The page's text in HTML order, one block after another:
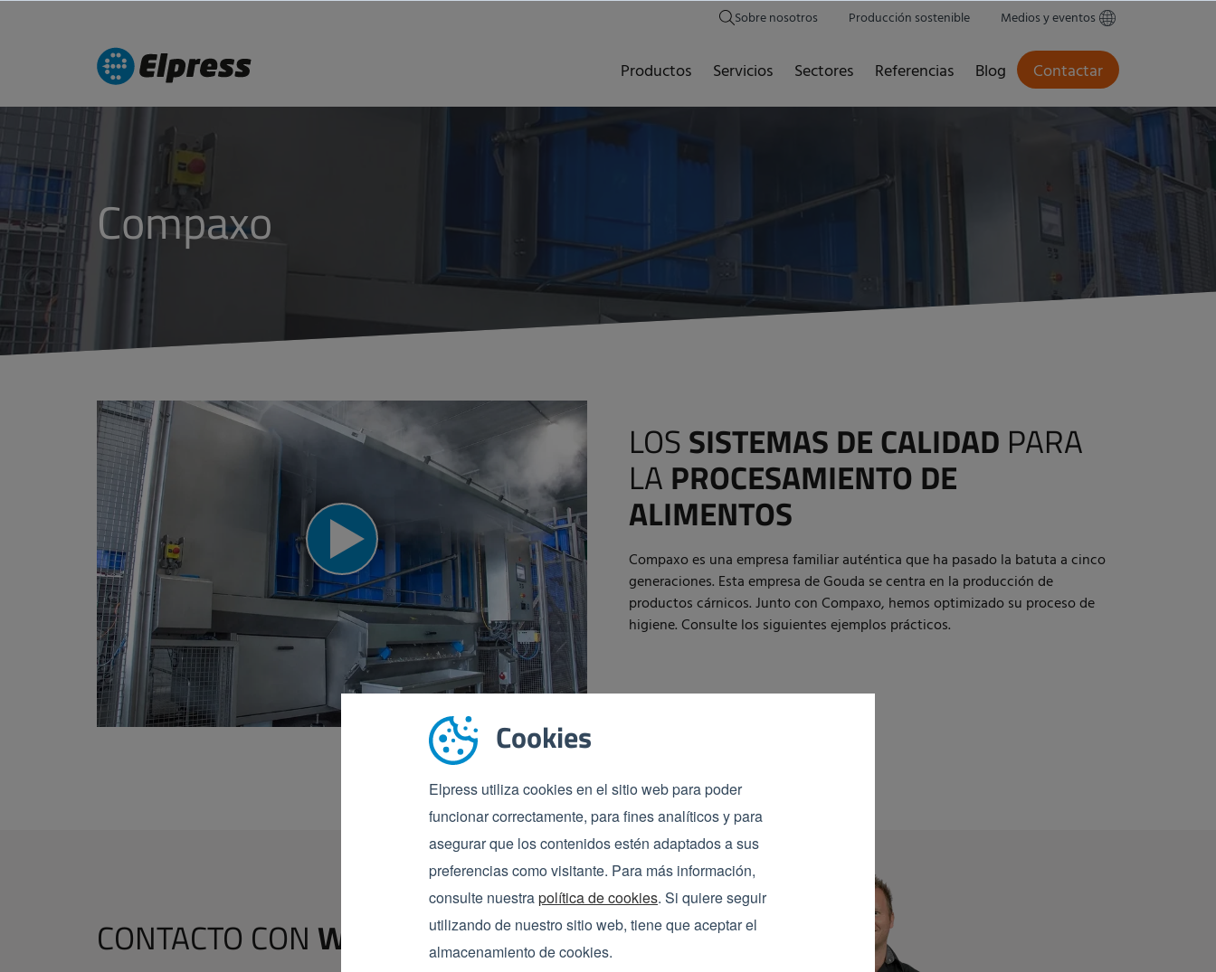
Cookies
Elpress utiliza cookies en el sitio web para poder
funcionar correctamente, para fines analíticos y para
asegurar que los contenidos estén adaptados a sus
preferencias como visitante. Para más información,
consulte nuestrapolítica de cookies. Si quiere seguir
utilizando de nuestro sitio web, tiene que aceptar el
almacenamiento de cookies.
Sobre nosotros Producción sostenible Medios y eventos
Productos Servicios Sectores Referencias Blog Contactar
Compaxo
LOSSISTEMAS DE CALIDAD PARA
LA PROCESAMIENTO DE
ALIMENTOS
Compaxo es una empresa familiar auténtica que ha pasado la batuta a cinco
generaciones. Esta empresa de Gouda se centra en la producción de
productos cárnicos. Junto con Compaxo, hemos optimizado su proceso de
higiene. Consulte los siguientes ejemplos prácticos.
CONTACTO CON WOUT